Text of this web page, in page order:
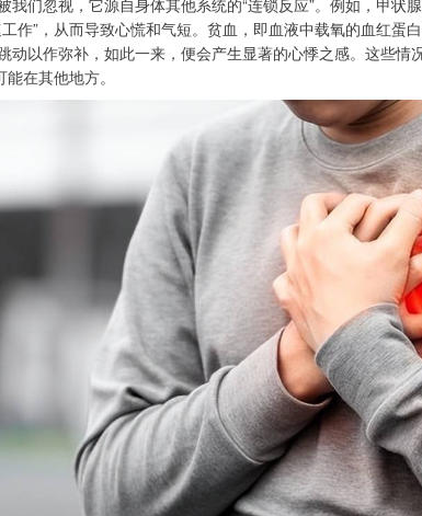
我们忽视，它源自身体其他系统的“连锁反应”。例如，甲状
作”，从而导致心慌和气短。贫血，即血液中载氧的血红蛋
动以作弥补，如此一来，便会产生显著的心悸之感。这些情
在其他地方。